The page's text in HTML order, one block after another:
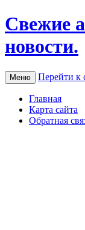
Свежие
новости.
Меню Перейти к
Главная
Карта сайта
Обратная